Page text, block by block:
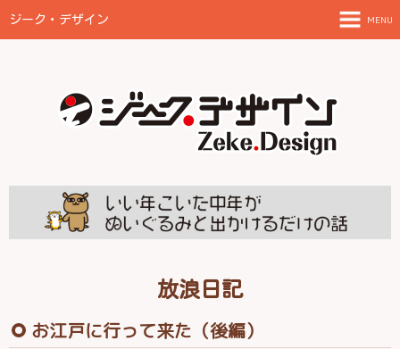
ジーク・デザイン MENU
ご案内とお願い
放浪日記
伊都の結
放浪日記
お江戸に行って来た（後編）